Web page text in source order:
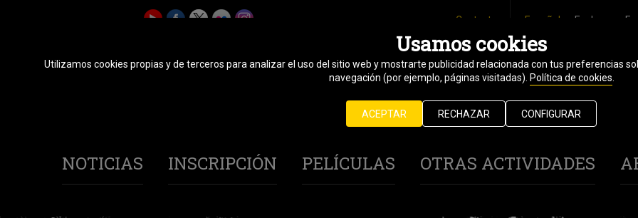
Español Euskara
Contacto
25 octubre
1 noviembre
2024
NOTICIAS INSCRIPCIÓN PELÍCULAS OTRAS ACTIVIDADES
Usamos cookies
Utilizamos cookies propias y de terceros para analizar el uso del sitio web y mostrarte publicidad relacionada con tus preferencias
navegación (por ejemplo, páginas visitadas). Política de cookies
CONFIGURAR
RECHAZAR
ACEPTAR